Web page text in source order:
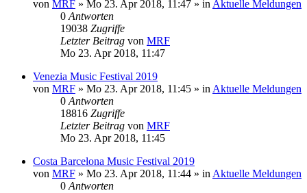
von MRF » Mo 23. Apr 2018, 11:47 » in Aktuelle Meldungen
0 Antworten
19038 Zugriffe
Letzter Beitrag von MRF
Mo 23. Apr 2018, 11:47
Venezia Music Festival 2019
von MRF » Mo 23. Apr 2018, 11:45 » in Aktuelle Meldungen
0 Antworten
18816 Zugriffe
Letzter Beitrag von MRF
Mo 23. Apr 2018, 11:45
Costa Barcelona Music Festival 2019
von MRF » Mo 23. Apr 2018, 11:44 » in Aktuelle Meldungen
0 Antworten